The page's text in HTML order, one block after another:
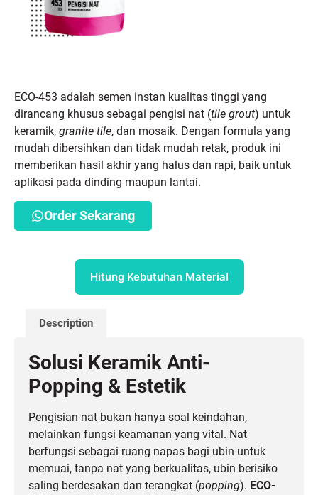
ECO-453 adalah semen instan kualitas tinggi yang
dirancang khusus sebagai pengisi nat (tile grout) untuk
keramik, granite tile, dan mosaik. Dengan formula yang
mudah dibersihkan dan tidak mudah retak, produk ini
memberikan hasil akhir yang halus dan rapi, baik untuk
aplikasi pada dinding maupun lantai.
Order Sekarang
Hitung Kebutuhan Material
Description
Solusi Keramik Anti-
Popping & Estetik
Pengisian nat bukan hanya soal keindahan,
melainkan fungsi keamanan yang vital. Nat
berfungsi sebagai ruang napas bagi ubin untuk
memuai, tanpa nat yang berkualitas, ubin berisiko
saling berdesakan dan terangkat (popping). ECO-